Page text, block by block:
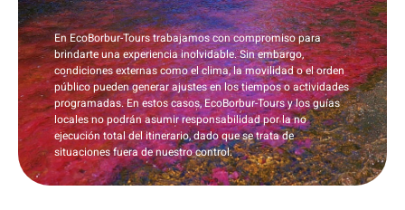
En EcoBorbur-Tours trabajamos con compromiso para
brindarte una experiencia inolvidable. Sin embargo,
condiciones externas como el clima, la movilidad o el orden
público pueden generar ajustes en los tiempos o actividades
programadas. En estos casos,EcoBorbur-Tours y los guías
locales no podrán asumir responsabilidad por la no
ejecución total del itinerario, dado que se trata de
situaciones fuera de nuestro control.